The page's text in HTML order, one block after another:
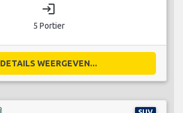
login
5 Portier
DETAILS WEERGEVEN...